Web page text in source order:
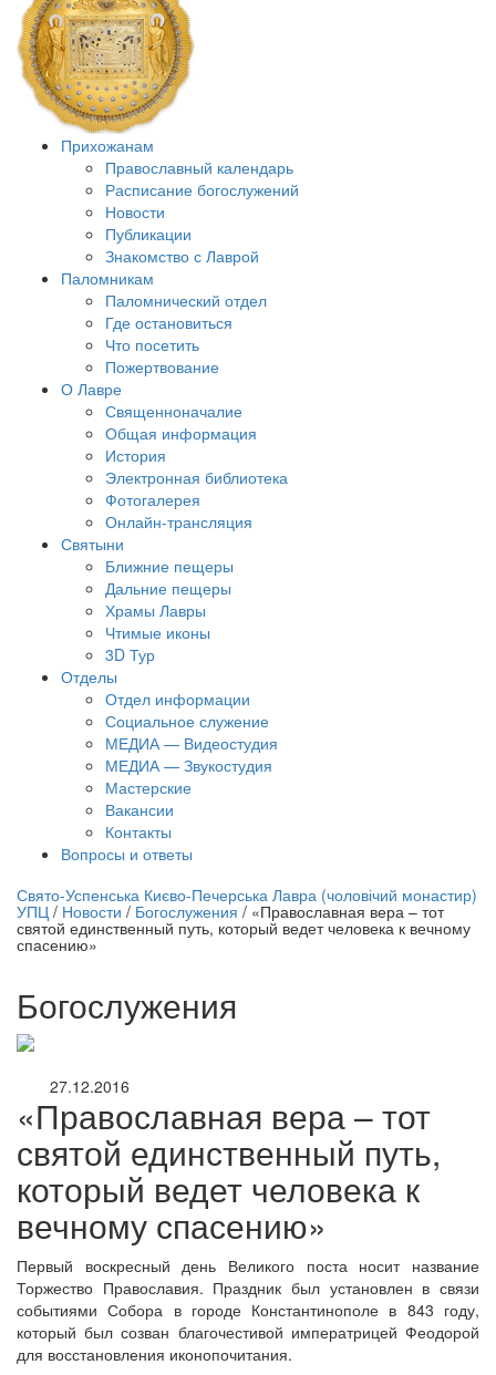
Прихожанам
Православный календарь
Расписание богослужений
Новости
Публикации
Знакомство с Лаврой
Паломникам
Паломнический отдел
Где остановиться
Что посетить
Пожертвование
О Лавре
Священноначалие
Общая информация
История
Электронная библиотека
Фотогалерея
Онлайн-трансляция
Святыни
Ближние пещеры
Дальние пещеры
Храмы Лавры
Чтимые иконы
3D Тур
Отделы
Отдел информации
Социальное служение
МЕДИА — Видеостудия
МЕДИА — Звукостудия
Мастерские
Вакансии
Контакты
Вопросы и ответы
трансляция | 12 сентября
трансляции
Свято-Успенська Києво-Печерська Лавра (чоловічий монастир)
УПЦ / Новости / Богослужения / «Православная вера – тот
святой единственный путь, который ведет человека к вечному
спасению»
Богослужения
27.12.2016
«Православная вера – тот
святой единственный путь,
который ведет человека к
вечному спасению»
Первый воскресный день Великого поста носит название
Торжество Православия. Праздник был установлен в связи
событиями Собора в городе Константинополе в 843 году,
который был созван благочестивой императрицей Феодорой
для восстановления иконопочитания.